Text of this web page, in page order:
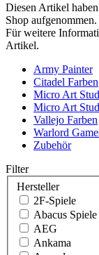
Diesen Artikel
Shop aufgenommen.
Für weitere
Artikel.
Army Painter
Citadel Farben
Micro Art
Micro Art
Vallejo Farben
Warlord
Zubehör
Filter
Hersteller
2F-Spiele
Abacus Spiele
AEG
Ankama